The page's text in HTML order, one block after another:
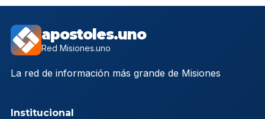
apostoles.uno
Red Misiones.uno
La red de información más grande de Misiones
Institucional